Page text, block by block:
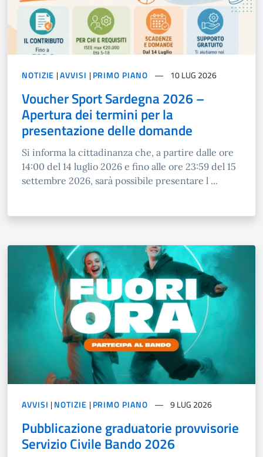
NOTIZIE |AVVISI |PRIMO PIANO 10 LUG 2026
Voucher Sport Sardegna 2026 –
Apertura dei termini per la
presentazione delle domande
Si informa la cittadinanza che, a partire dalle ore
14:00 del 14 luglio 2026 e fino alle ore 23:59 del 15
settembre 2026, sarà possibile presentare l ...
AVVISI |NOTIZIE |PRIMO PIANO 9 LUG 2026
Pubblicazione graduatorie provvisorie
Servizio Civile Bando 2026